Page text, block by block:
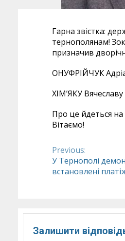
Гарна звістка:
тернополянам!
призначив
ОНУФРІЙЧУК
ХІМ’ЯКУ
Про це йдеться на
Вітаємо!
Continue
Reading
Previous:
У Тернополі
встановлені
Залишити